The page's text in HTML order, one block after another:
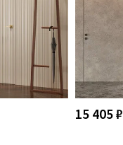
15 405 ₽